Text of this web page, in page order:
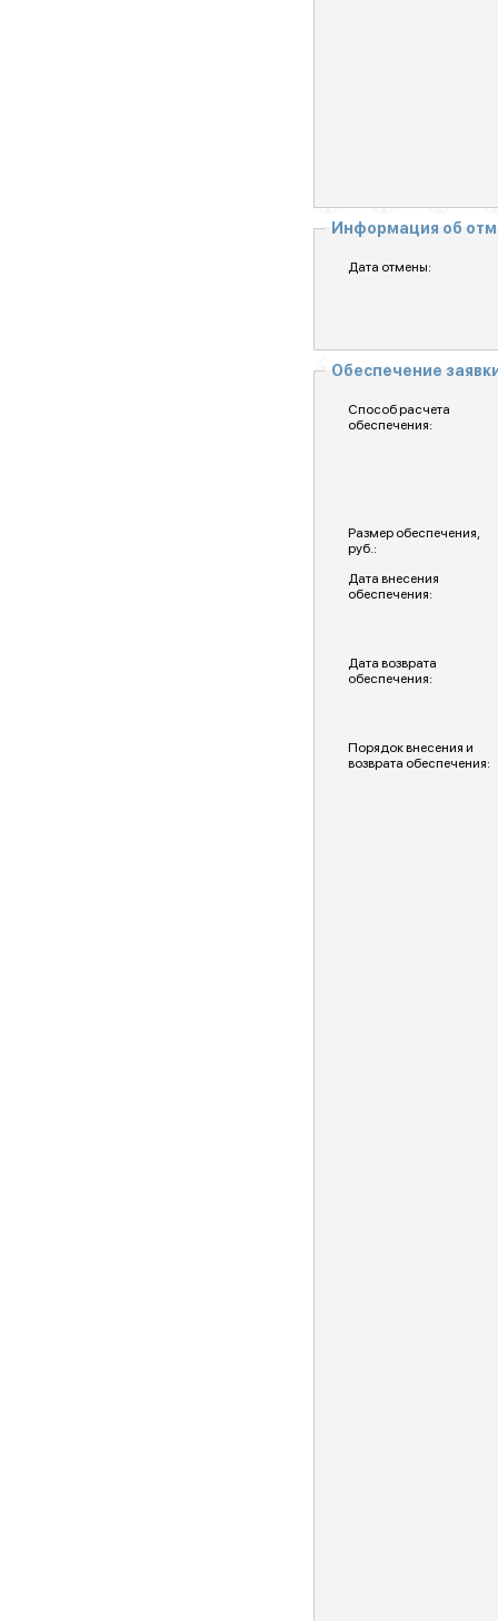
Информация об
Дата отмены:
Обеспечение
Способ расчета
обеспечения:
Размер обеспечения,
руб.:
Дата внесения
обеспечения:
Дата возврата
обеспечения:
Порядок внесения и
возврата обеспечения: